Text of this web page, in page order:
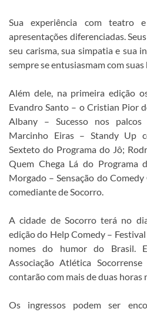
Sua experiência com teatro
apresentações diferenciadas.
seu carisma, sua simpatia e sua
sempre se entusiasmam com
Além dele, na primeira edição
Evandro Santo – o Cristian Pior
Albany – Sucesso nos
Marcinho Eiras – Standy Up
Sexteto do Programa do Jô;
Quem Chega Lá do Programa
Morgado – Sensação do
comediante de Socorro.
A cidade de Socorro terá no
edição do Help Comedy –
nomes do humor do Brasil.
Associação Atlética
contarão com mais de duas horas
Os ingressos podem ser